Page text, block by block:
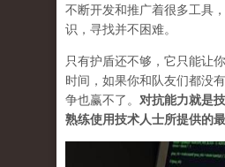
不断开发和推广着很多工具
识，寻找并不困难。
只有护盾还不够，它只能让
时间，如果你和队友们都没
争也赢不了。 对抗能力就是
熟练使用技术人士所提供的最